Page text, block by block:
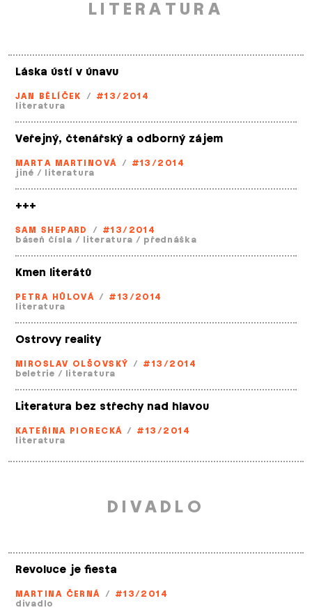
LITERATURA
Láska ústí v únavu
JAN BĚLÍČEK / #13/2014
literatura
Veřejný, čtenářský a odborný zájem
MARTA MARTINOVÁ / #13/2014
jiné / literatura
+++
SAM SHEPARD / #13/2014
báseň čísla / literatura / přednáška
Kmen literátů
PETRA HŮLOVÁ / #13/2014
literatura
Ostrovy reality
MIROSLAV OLŠOVSKÝ / #13/2014
beletrie / literatura
Literatura bez střechy nad hlavou
KATEŘINA PIORECKÁ / #13/2014
literatura
DIVADLO
Revoluce je fiesta
MARTINA ČERNÁ / #13/2014
divadlo